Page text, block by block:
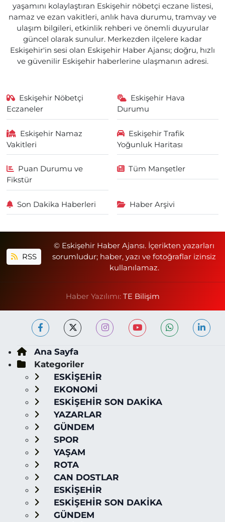
yaşamını kolaylaştıran Eskişehir nöbetçi eczane listesi,
namaz ve ezan vakitleri, anlık hava durumu, tramvay ve
ulaşım bilgileri, etkinlik rehberi ve önemli duyurular
güncel olarak sunulur. Merkezden ilçelere kadar
Eskişehir'in sesi olan Eskişehir Haber Ajansı; doğru, hızlı
ve güvenilir Eskişehir haberlerine ulaşmanın adresi.
Eskişehir Nöbetçi
Eczaneler
Eskişehir Hava
Durumu
Eskişehir Namaz
Vakitleri
Eskişehir Trafik
Yoğunluk Haritası
Puan Durumu ve
Fikstür
Tüm Manşetler
Son Dakika Haberleri Haber Arşivi
RSS
© Eskişehir Haber Ajansı. İçerikten yazarları
sorumludur; haber, yazı ve fotoğraflar izinsiz
kullanılamaz.
Haber Yazılımı: TE Bilişim
Ana Sayfa
Kategoriler
ESKİŞEHİR
EKONOMİ
ESKİŞEHİR SON DAKİKA
YAZARLAR
GÜNDEM
SPOR
YAŞAM
ROTA
CAN DOSTLAR
ESKİŞEHİR
ESKİŞEHİR SON DAKİKA
GÜNDEM